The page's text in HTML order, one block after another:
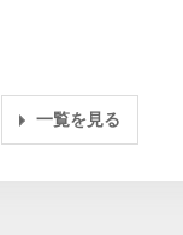
一覧を見る